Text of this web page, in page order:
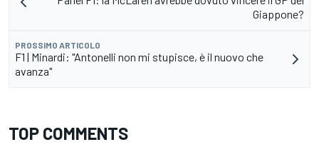
Giappone?
PROSSIMO ARTICOLO
F1 | Minardi: "Antonelli non mi stupisce, è il nuovo che
avanza"
TOP COMMENTS